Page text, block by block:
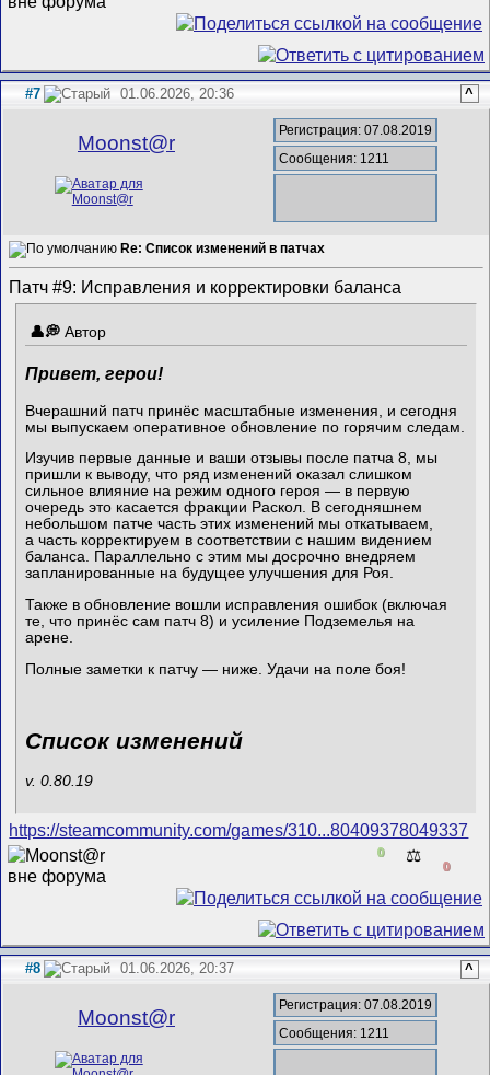
#7 01.06.2026, 20:36 ^
Mооnst@r
Регистрация: 07.08.2019
Сообщения: 1211
Re: Список изменений в патчах
Патч #9: Исправления и корректировки баланса
Автор
Привет, герои!
Вчерашний патч принёс масштабные изменения, и сегодня
мы выпускаем оперативное обновление по горячим следам.
Изучив первые данные и ваши отзывы после патча 8, мы
пришли к выводу, что ряд изменений оказал слишком
сильное влияние на режим одного героя — в первую
очередь это касается фракции Раскол. В сегодняшнем
небольшом патче часть этих изменений мы откатываем,
а часть корректируем в соответствии с нашим видением
баланса. Параллельно с этим мы досрочно внедряем
запланированные на будущее улучшения для Роя.
Также в обновление вошли исправления ошибок (включая
те, что принёс сам патч 8) и усиление Подземелья на
арене.
Полные заметки к патчу — ниже. Удачи на поле боя!
Список изменений
v. 0.80.19
https://steamcommunity.com/games/310...80409378049337
0 ⚖️
0
#8 01.06.2026, 20:37 ^
Mооnst@r
Регистрация: 07.08.2019
Сообщения: 1211